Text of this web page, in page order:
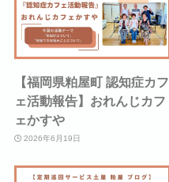
【福岡県粕屋町 認知症カフ
ェ活動報告】おれんじカフ
ェかすや
2026年6月19日